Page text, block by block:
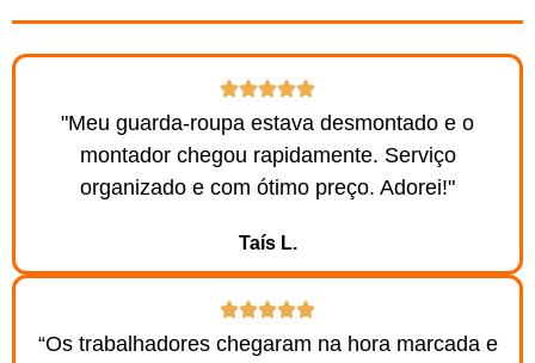
"Meu guarda-roupa estava desmontado e o
montador chegou rapidamente. Serviço
organizado e com ótimo preço. Adorei!"
Taís L.
“Os trabalhadores chegaram na hora marcada e